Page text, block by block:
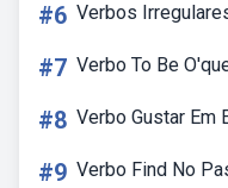
#6 Verbos
#7 Verbo To Be
#8 Verbo Gustar Em
#9 Verbo Find No